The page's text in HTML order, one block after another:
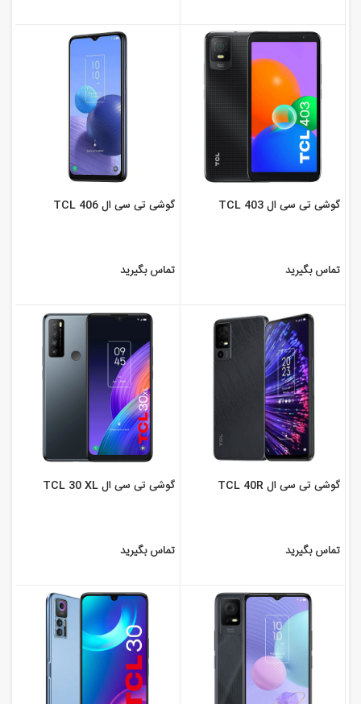
گوشی تی سی ال TCL 403
تماس بگیرید
گوشی تی سی ال TCL 406
تماس بگیرید
گوشی تی سی ال TCL 40R
تماس بگیرید
گوشی تی سی ال TCL 30 XL
تماس بگیرید